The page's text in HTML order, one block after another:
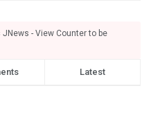
- View Counter to be
Latest